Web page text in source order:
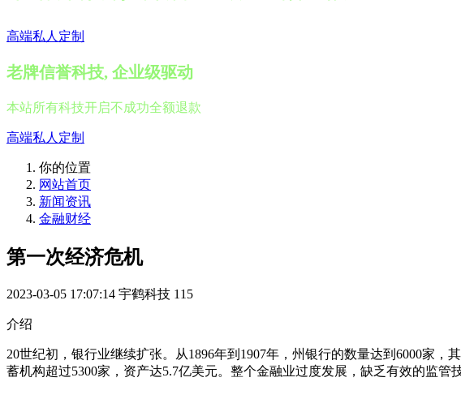
高端私人定制
老牌信誉科技, 企业级驱动
本站所有科技开启不成功全额退款
高端私人定制
你的位置
网站首页
新闻资讯
金融财经
第一次经济危机
2023-03-05 17:07:14 宇鹤科技 115
介绍
20世纪初，银行业继续扩张。从1896年到1907年，州银行的数量达到6000家
蓄机构超过5300家，资产达5.7亿美元。整个金融业过度发展，缺乏有效的监管